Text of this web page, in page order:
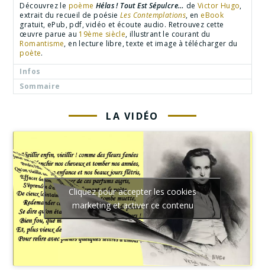
Découvrez le poème Hélas ! Tout Est Sépulcre… deVictor Hugo,
extrait du recueil de poésieLes Contemplations, en eBook
gratuit, ePub, pdf, vidéo et écoute audio. Retrouvez cette
œuvre parue au 19ème siècle, illustrant le courant du
Romantisme, en lecture libre, texte et image à télécharger du
poète.
Infos
Sommaire
LA VIDÉO
Cliquez pour accepter les cookies
marketing et activer ce contenu